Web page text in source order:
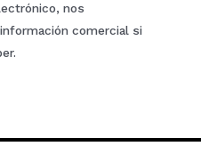
nos
comercial si